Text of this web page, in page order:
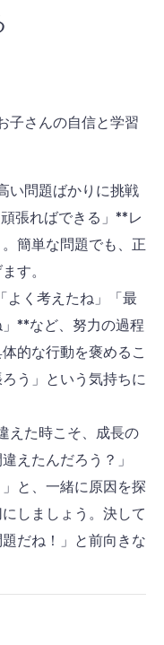
子さんの自信と学習
い問題ばかりに挑戦
張ればできる」**レ
簡単な問題でも、正
す。
よく考えたね」「最
**など、努力の過程
的な行動を褒めるこ
う」という気持ちに
えた時こそ、成長の
えたんだろう？」
と、一緒に原因を探
しましょう。決して
だね！」と前向きな